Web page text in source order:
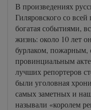
В произведениях
Гиляровского со
богатая событиями,
жизнь: около 10 лет
бурлаком, пожарным,
провинциальным
лучших репортеров
были уголовная
самых заметных и
называли «королем